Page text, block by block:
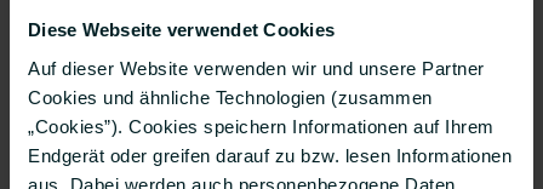
Diese Webseite verwendet Cookies
Auf dieser Website verwenden wir und unsere Partner
Cookies und ähnliche Technologien (zusammen
„Cookies”). Cookies speichern Informationen auf Ihrem
Endgerät oder greifen darauf zu bzw. lesen Informationen
aus. Dabei werden auch personenbezogene Daten
WAHRSCHEINLICH 10. September: Apple-
Event-Tag